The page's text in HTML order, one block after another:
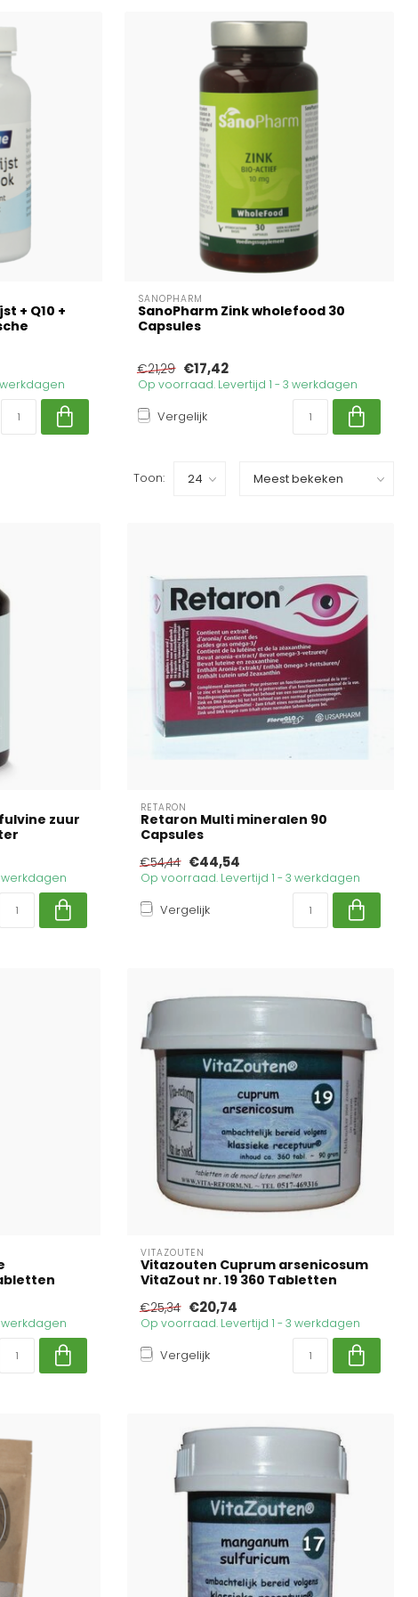
+ Q10 +
SANOPHARM
SanoPharm Zink wholefood 30
Capsules
€21,29 €17,42
Op voorraad. Levertijd 1 - 3 werkdagen
Vergelijk
Toon:
zuur
werkdagen
RETARON
Retaron Multi mineralen 90
Capsules
€54,44 €44,54
Op voorraad. Levertijd 1 - 3 werkdagen
Vergelijk
werkdagen
VITAZOUTEN
Vitazouten Cuprum arsenicosum
VitaZout nr. 19 360 Tabletten
€25,34 €20,74
Op voorraad. Levertijd 1 - 3 werkdagen
Vergelijk